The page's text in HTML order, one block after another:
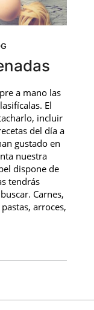
a mano las
El
incluir
del día a
gustado en
nuestra
dispone de
tendrás
Carnes,
arroces,